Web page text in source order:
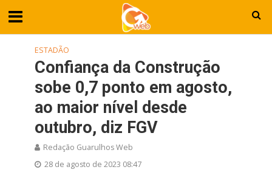
ESTADÃO
Confiança da Construção
sobe 0,7 ponto em agosto,
ao maior nível desde
outubro, diz FGV
Redação Guarulhos Web
28 de agosto de 2023 08:47